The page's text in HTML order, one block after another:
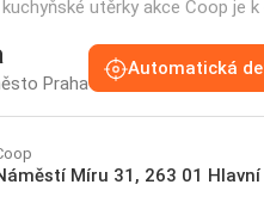
utěrky akce Coop je
Praha
Automatická
Míru 31, 263 01